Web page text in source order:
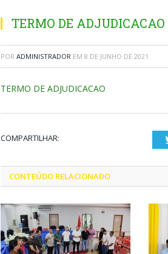
TERMO DE ADJUDICACAO
POR ADMINISTRADOR EM 8 DE JUNHO DE 2021
TERMO DE ADJUDICACAO
COMPARTILHAR:
CONTEÚDO RELACIONADO